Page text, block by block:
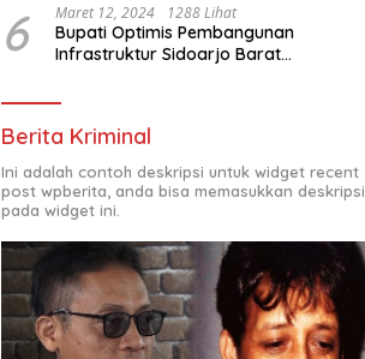
6 Maret 12, 2024 1288 Lihat
Bupati Optimis Pembangunan
Infrastruktur Sidoarjo Barat
Berita Kriminal
Ini adalah contoh deskripsi untuk widget recent
post wpberita, anda bisa memasukkan deskripsi
pada widget ini.